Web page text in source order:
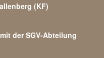
(KF)
der SGV-Abteilung